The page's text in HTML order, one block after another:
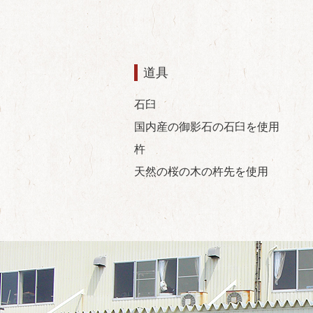
道具
石臼
国内産の御影石の石臼を使用
杵
天然の桜の木の杵先を使用